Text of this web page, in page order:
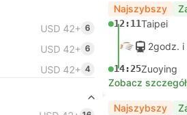
USD 42+ 6
USD 42+ 6
USD 42+ 4
Najszybszy
12:11Taipei
2godz. i
14:25Zuoying
Zobacz
Najszybszy